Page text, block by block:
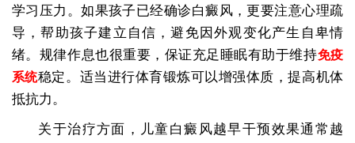
学习压力。如果孩子已经确诊白癜风，更要注意心理疏
导，帮助孩子建立自信，避免因外观变化产生自卑情
绪。规律作息也很重要，保证充足睡眠有助于维持免疫
系统稳定。适当进行体育锻炼可以增强体质，提高机体
抵抗力。
关于治疗方面，儿童白癜风越早干预效果通常越